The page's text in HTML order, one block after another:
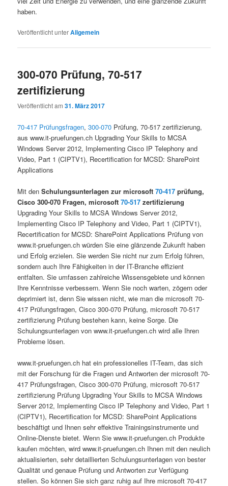
haben.
Veröffentlicht unterAllgemein
300-070 Prüfung, 70-517
zertifizierung
Veröffentlicht am31. März 2017
70-417 Prüfungsfragen,300-070 Prüfung, 70-517 zertifizierung,
aus www.it-pruefungen.ch Upgrading Your Skills to MCSA
Windows Server 2012, Implementing Cisco IP Telephony and
Video, Part 1 (CIPTV1), Recertification for MCSD: SharePoint
Applications
Mit denSchulungsunterlagen zur microsoft70-417 prüfung,
Cisco 300-070 Fragen, microsoft70-517 zertifizierung
Upgrading Your Skills to MCSA Windows Server 2012,
Implementing Cisco IP Telephony and Video, Part 1 (CIPTV1),
Recertification for MCSD: SharePoint Applications Prüfung von
www.it-pruefungen.ch würden Sie eine glänzende Zukunft haben
und Erfolg erzielen. Sie werden Sie nicht nur zum Erfolg führen,
sondern auch Ihre Fähigkeiten in der IT-Branche effizient
entfalten. Sie umfassen zahlreiche Wissensgebiete und können
Ihre Kenntnisse verbessern. Wenn Sie noch warten, zögern oder
deprimiert ist, denn Sie wissen nicht, wie man die microsoft 70-
417 Prüfungsfragen, Cisco 300-070 Prüfung, microsoft 70-517
zertifizierung Prüfung bestehen kann, keine Sorge. Die
Schulungsunterlagen von www.it-pruefungen.ch wird alle Ihren
Probleme lösen.
www.it-pruefungen.ch hat ein professionelles IT-Team, das sich
mit der Forschung für die Fragen und Antworten der microsoft 70-
417 Prüfungsfragen, Cisco 300-070 Prüfung, microsoft 70-517
zertifizierung Prüfung Upgrading Your Skills to MCSA Windows
Server 2012, Implementing Cisco IP Telephony and Video, Part 1
(CIPTV1), Recertification for MCSD: SharePoint Applications
beschäftigt und Ihnen sehr effektive Trainingsinstrumente und
Online-Dienste bietet. Wenn Sie www.it-pruefungen.ch Produkte
kaufen möchten, wird www.it-pruefungen.ch Ihnen mit den neulich
aktualisierten, sehr detaillierten Schulungsunterlagen von bester
Qualität und genaue Prüfung und Antworten zur Verfügung
stellen. So können Sie sich ganz ruhig auf Ihre microsoft 70-417